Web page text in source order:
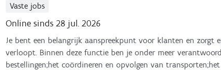
Vaste jobs
Online sinds 28 jul. 2026
Je bent een belangrijk aanspreekpunt voor klanten en zorgt
verloopt. Binnen deze functie ben je onder meer
bestellingen;het coördineren en opvolgen van